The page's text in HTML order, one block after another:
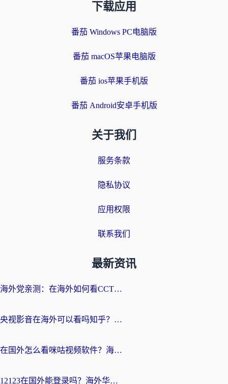
下载应用
番茄 Windows PC电脑版
番茄 macOS苹果电脑版
番茄 ios苹果手机版
番茄 Android安卓手机版
关于我们
服务条款
隐私协议
应用权限
联系我们
最新资讯
海外党亲测：在海外如何看CCTV？告别“仅限大陆播放”的实用指南
央视影音在海外可以看吗知乎？留学生亲测：3步解决地域限制+追剧自由
在国外怎么看咪咕视频软件？海外党亲测有效的回国加速方案
12123在国外能登录吗？海外华人必看的回国加速实用指南